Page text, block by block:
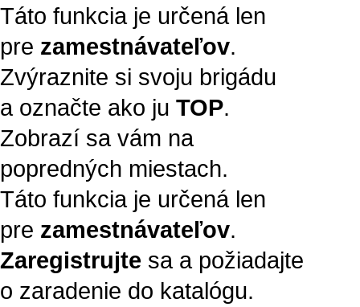
Táto funkcia je určená len
pre zamestnávateľov.
Zvýraznite si svoju brigádu
a označte ako ju TOP.
Zobrazí sa vám na
popredných miestach.
Táto funkcia je určená len
pre zamestnávateľov.
Zaregistrujte sa a požiadajte
o zaradenie do katalógu.